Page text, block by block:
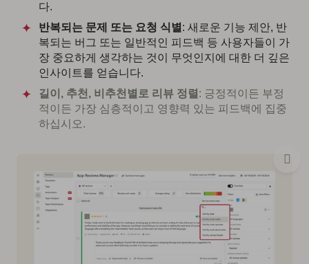
다.
반복되는 문제 또는 요청 식별 : 새로운 기능 제안, 반
복되는 버그 또는 일반적인 피드백 등 사용자들이 가
장 중요하게 생각하는 것이 무엇인지에 대한 더 깊은
인사이트를 얻습니다.
길이, 추천, 비추천별로 리뷰 정렬 : 긍정적이든 부정
적이든 가장 심층적이고 영향력 있는 피드백에 집중
하십시오.